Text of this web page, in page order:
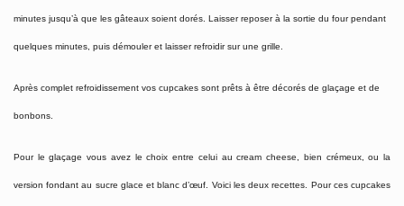
minutes jusqu’à que les gâteaux soient dorés. Laisser reposer à la sortie du four pendant
quelques minutes, puis démouler et laisser refroidir sur une grille.
Après complet refroidissement vos cupcakes sont prêts à être décorés de glaçage et de
bonbons.
Pour le glaçage vous avez le choix entre celui au cream cheese, bien crémeux, ou la
version fondant au sucre glace et blanc d’œuf. Voici les deux recettes. Pour ces cupcakes